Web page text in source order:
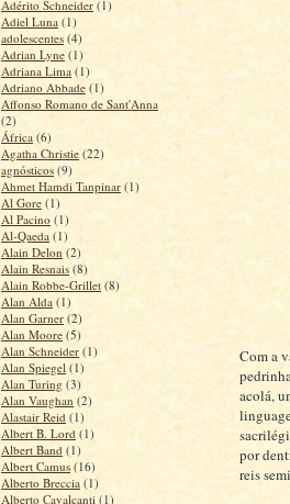
Adérito Schneider (1)
Adiel Luna (1)
adolescentes (4)
Adrian Lyne (1)
Adriana Lima (1)
Adriano Abbade (1)
Affonso Romano de Sant'Anna
(2)
África (6)
Agatha Christie (22)
agnósticos (9)
Ahmet Hamdi Tanpinar (1)
Al Gore (1)
Al Pacino (1)
Al-Qaeda (1)
Alain Delon (2)
Alain Resnais (8)
Alain Robbe-Grillet (8)
Alan Alda (1)
Alan Garner (2)
Alan Moore (5)
Alan Schneider (1)
Alan Spiegel (1)
Alan Turing (3)
Alan Vaughan (2)
Alastair Reid (1)
Albert B. Lord (1)
Albert Band (1)
Albert Camus (16)
Alberto Breccia (1)
Alberto Cavalcanti (1)
Com a
acolá,
por
reis